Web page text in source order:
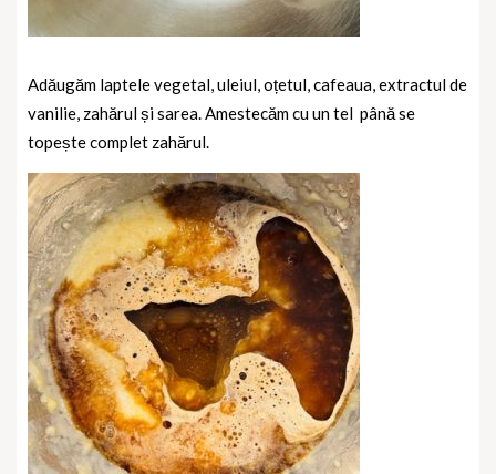
Adăugăm laptele vegetal, uleiul, oțetul, cafeaua, extractul de
vanilie, zahărul și sarea. Amestecăm cu un tel până se
topește complet zahărul.